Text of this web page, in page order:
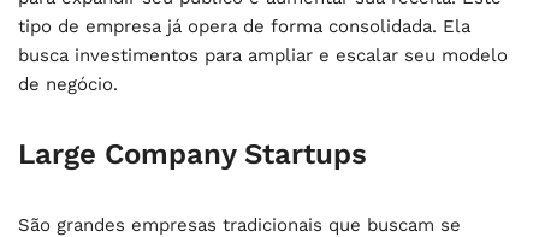
tipo de empresa já opera de forma consolidada. Ela
busca investimentos para ampliar e escalar seu modelo
de negócio.
Large Company Startups
São grandes empresas tradicionais que buscam se